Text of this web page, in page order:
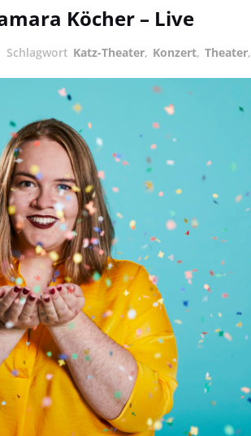
Köcher – Live
Schlagwort Katz-Theater, Konzert, Theater,